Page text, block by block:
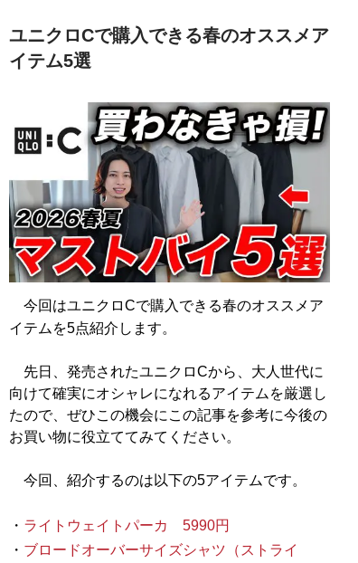
ユニクロCで購入できる春のオススメア
イテム5選
今回はユニクロCで購入できる春のオススメア
イテムを5点紹介します。
先日、発売されたユニクロCから、大人世代に
向けて確実にオシャレになれるアイテムを厳選し
たので、ぜひこの機会にこの記事を参考に今後の
お買い物に役立ててみてください。
今回、紹介するのは以下の5アイテムです。
・ ライトウェイトパーカ 5990円
・ ブロードオーバーサイズシャツ（ストライ